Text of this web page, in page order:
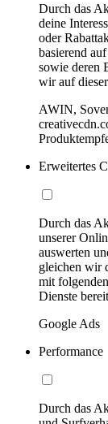
Durch das
deine
oder
basierend
sowie deren
wir auf
AWIN,
Erweitertes
Durch das
unserer
auswerten
gleichen wir
mit
Dienste
Google Ads
Performance
Durch das